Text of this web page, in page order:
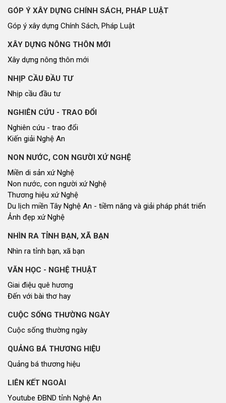
Thương hiệu xứ Nghệ
Du lịch miền Tây Nghệ An - tiềm năng và giải pháp phát triển
Ảnh đẹp xứ Nghệ
NHÌN RA TỈNH BẠN, XÃ BẠN
Nhìn ra tỉnh bạn, xã bạn
VĂN HỌC - NGHỆ THUẬT
Giai điệu quê hương
Đến với bài thơ hay
CUỘC SỐNG THƯỜNG NGÀY
Cuộc sống thường ngày
QUẢNG BÁ THƯƠNG HIỆU
Quảng bá thương hiệu
LIÊN KẾT NGOÀI
Youtube ĐBND tỉnh Nghệ An
Fanpage ĐBND tỉnh Nghệ An
Cổng thông tin điện tử tỉnh Nghệ An
Cổng thông tin điện tử Quốc hội
Cơ sở dữ liệu quốc gia về văn bản pháp luật
Báo Đại biểu nhân dân
Cơ quan chủ quản: Đoàn ĐBQH và HĐND tỉnh Nghệ An
Địa chỉ: Số 03, đường Trường Thi, phường Trường Vinh, tỉnh Nghệ An
Email: dannguyenthongtin@gmail.com
Giấy phép số 179/GP-TTĐT, Sở TT&TT cấp ngày 31/12/2021